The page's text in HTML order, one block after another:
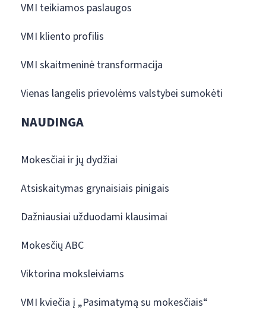
VMI teikiamos paslaugos
VMI kliento profilis
VMI skaitmeninė transformacija
Vienas langelis prievolėms valstybei sumokėti
NAUDINGA
Mokesčiai ir jų dydžiai
Atsiskaitymas grynaisiais pinigais
Dažniausiai užduodami klausimai
Mokesčių ABC
Viktorina moksleiviams
VMI kviečia į „Pasimatymą su mokesčiais“